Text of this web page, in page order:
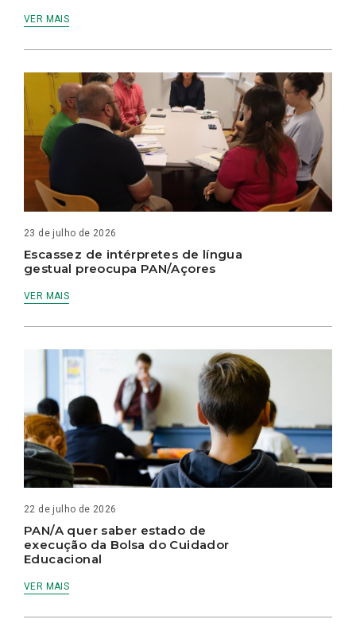
VER MAIS
23 de julho de 2026
Escassez de intérpretes de língua
gestual preocupa PAN/Açores
VER MAIS
22 de julho de 2026
PAN/A quer saber estado de
execução da Bolsa do Cuidador
Educacional
VER MAIS